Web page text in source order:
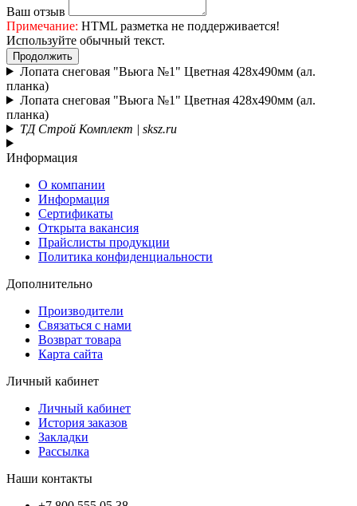
Ваш отзыв
Примечание: HTML разметка не поддерживается!
Используйте обычный текст.
Продолжить
Лопата снеговая "Вьюга №1" Цветная 428х490мм (ал.
планка)
Лопата снеговая "Вьюга №1" Цветная 428х490мм (ал.
планка)
ТД Строй Комплект | sksz.ru
Информация
О компании
Информация
Сертификаты
Открыта вакансия
Прайслисты продукции
Политика конфиденциальности
Дополнительно
Производители
Связаться с нами
Возврат товара
Карта сайта
Личный кабинет
Личный кабинет
История заказов
Закладки
Рассылка
Наши контакты